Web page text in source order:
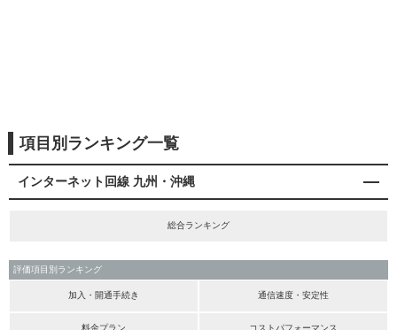
項目別ランキング一覧
インターネット回線 九州・沖縄
総合ランキング
評価項目別ランキング
加入・開通手続き 通信速度・安定性
料金プラン コストパフォーマンス